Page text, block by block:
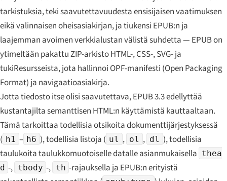
tarkistuksia, teki saavutettavuudesta ensisijaisen vaatimuksen
eikä valinnaisen oheisasiakirjan, ja tiukensi EPUB:n ja
laajemman avoimen verkkialustan välistä suhdetta — EPUB on
ytimeltään pakattu ZIP-arkisto HTML-, CSS-, SVG- ja
tukiResursseista, jota hallinnoi OPF-manifesti (Open Packaging
Format) ja navigaatioasiakirja.
Jotta tiedosto itse olisi saavutettava, EPUB 3.3 edellyttää
kustantajilta semanttisen HTML:n käyttämistä kauttaaltaan.
Tämä tarkoittaa todellisia otsikoita dokumenttijärjestyksessä
( h1 – h6 ), todellisia listoja ( ul , ol , dl
), todellisia
taulukoita taulukkomuotoiselle datalle asianmukaisella thea
d -, tbody -, th -rajauksella ja EPUB:n erityistä